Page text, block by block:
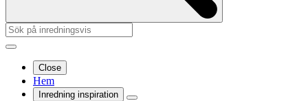
Close
Hem
Inredning inspiration